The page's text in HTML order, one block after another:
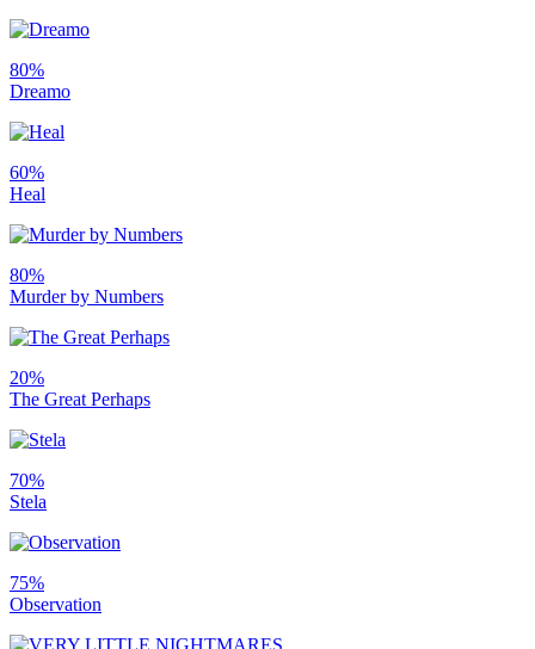
80%
Dreamo
60%
Heal
80%
Murder by Numbers
20%
The Great Perhaps
70%
Stela
75%
Observation